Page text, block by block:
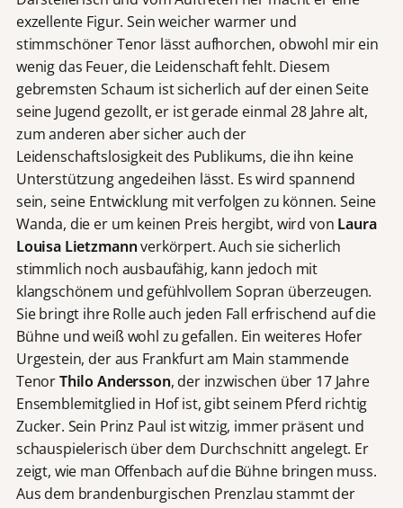
exzellente Figur. Sein weicher warmer und
stimmschöner Tenor lässt aufhorchen, obwohl mir ein
wenig das Feuer, die Leidenschaft fehlt. Diesem
gebremsten Schaum ist sicherlich auf der einen Seite
seine Jugend gezollt, er ist gerade einmal 28 Jahre alt,
zum anderen aber sicher auch der
Leidenschaftslosigkeit des Publikums, die ihn keine
Unterstützung angedeihen lässt. Es wird spannend
sein, seine Entwicklung mit verfolgen zu können. Seine
Wanda, die er um keinen Preis hergibt, wird von Laura
Louisa Lietzmannverkörpert. Auch sie sicherlich
stimmlich noch ausbaufähig, kann jedoch mit
klangschönem und gefühlvollem Sopran überzeugen.
Sie bringt ihre Rolle auch jeden Fall erfrischend auf die
Bühne und weiß wohl zu gefallen. Ein weiteres Hofer
Urgestein, der aus Frankfurt am Main stammende
TenorThilo Andersson, der inzwischen über 17 Jahre
Ensemblemitglied in Hof ist, gibt seinem Pferd richtig
Zucker. Sein Prinz Paul ist witzig, immer präsent und
schauspielerisch über dem Durchschnitt angelegt. Er
zeigt, wie man Offenbach auf die Bühne bringen muss.
Aus dem brandenburgischen Prenzlau stammt der